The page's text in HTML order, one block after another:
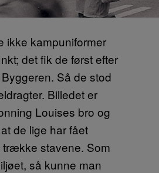
ikke kampuniformer
det fik de først efter
Så de stod
Billedet er
Louises bro og
de lige har fået
trække stavene. Som
så kunne man